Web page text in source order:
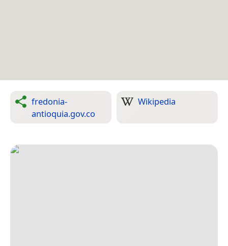
fredonia-
antioquia.gov.co
Wikipedia